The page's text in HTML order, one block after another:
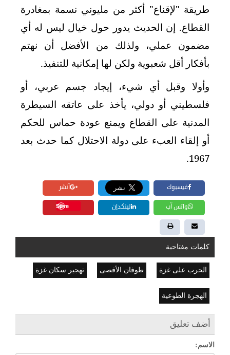
طريقة "لإقناع" أكثر من مليوني نسمة بمغادرة
القطاع. إن الحديث يدور حول خيال ليس له أي
مضمون عملي، ولذلك من الأفضل أن نهتم
بأفكار أقل شعبوية ولكن لها إمكانية للتنفيذ.
وأولا وقبل أي شيء، إيجاد جسم عربي، أو
فلسطيني أو دولي، يأخذ على عاتقه السيطرة
المدنية على القطاع ويمنع عودة حماس للحكم
أو إلقاء العبء على دولة الاحتلال كما حدث بعد
1967.
فيسبوك أنشر
واتس آب لينكدإن Save
كلمات مفتاحية
الحرب على غزة طوفان الأقصى تهجير سكان غزة
الهجرة الطوعية
أضف تعليق
الاسم: